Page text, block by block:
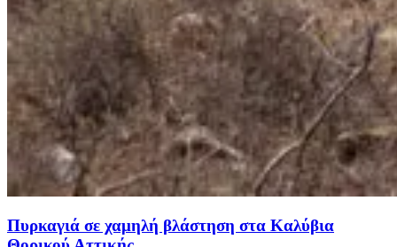
Πυρκαγιά σε χαμηλή βλάστηση στα Καλύβια